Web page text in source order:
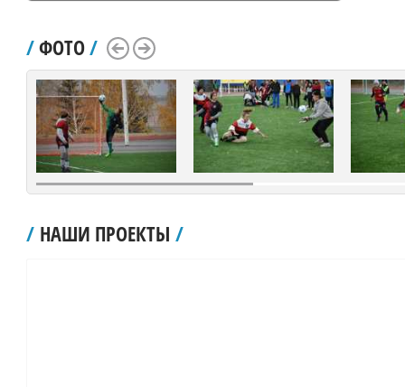
/ФОТО/
Scroll LeftScroll Right
/ НАШИ ПРОЕКТЫ /